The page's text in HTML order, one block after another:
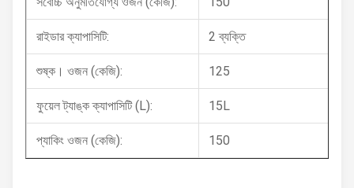
রাইডার ক্যাপাসিটি: 2 ব্যক্তি
শুষ্ক। ওজন (কেজি): 125
ফুয়েল ট্যাঙ্ক ক্যাপাসিটি (L): 15L
প্যাকিং ওজন (কেজি): 150